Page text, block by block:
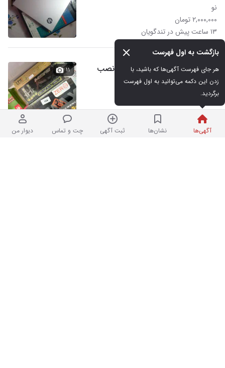
آگهی‌ها
بازگشت به اول فهرست
برگردید.
نشان‌ها ثبت آگهی چت و تماس دیوار من
نو
۲,۰۰۰,۰۰۰ تومان
۱۳ ساعت پیش در تندگویان
هدلایت کانپکس خطی تزیینات نصب
رایگان
۱۱